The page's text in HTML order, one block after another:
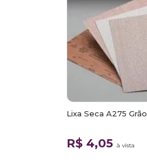
Lixa Seca A275
R$ 4,05 à vista